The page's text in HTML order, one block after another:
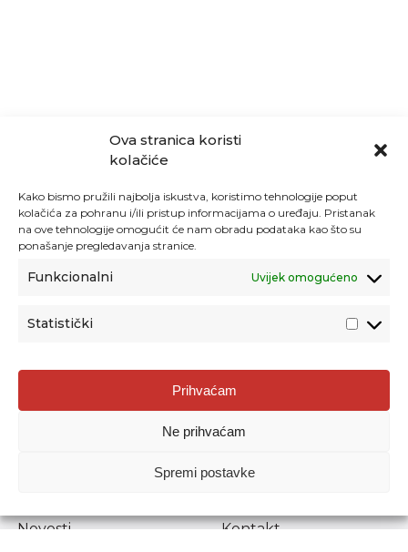
Ova stranica koristi
kolačiće
Kako bismo pružili najbolja iskustva, koristimo tehnologije poput
kolačića za pohranu i/ili pristup informacijama o uređaju. Pristanak
na ove tehnologije omogućit će nam obradu podataka kao što su
ponašanje pregledavanja stranice.
Funkcionalni Uvijek omogućeno
Statistički
Prihvaćam
Ne prihvaćam
Spremi postavke
Agencija za odgoj i obrazovanje
Donje Svetice 38, 10000 Zagreb
1778129
Prenošenje sadržaja dopušteno je uz navođenje izvora.
Novosti
Kontakt